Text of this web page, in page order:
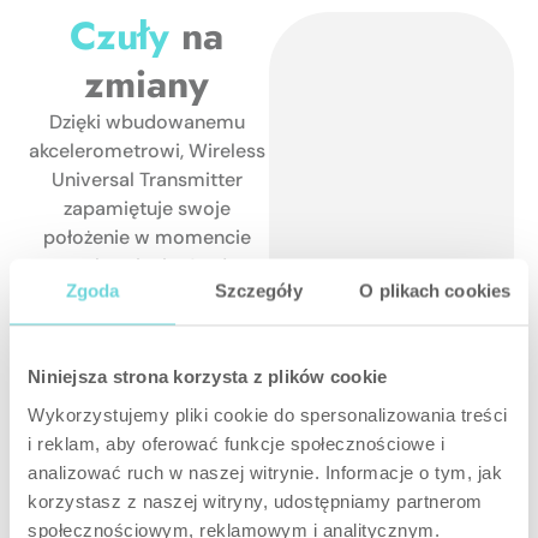
Zgoda Szczegóły O plikach cookies
Niniejsza strona korzysta z plików cookie
Wykorzystujemy pliki cookie do spersonalizowania treści
i reklam, aby oferować funkcje społecznościowe i
analizować ruch w naszej witrynie. Informacje o tym, jak
korzystasz z naszej witryny, udostępniamy partnerom
społecznościowym, reklamowym i analitycznym.
Czuły na
zmiany
Dzięki wbudowanemu
akcelerometrowi, Wireless
Universal Transmitter
zapamiętuje swoje
położenie w momencie
uruchomienia. A gdy
wykryje zmianę położenia
np. przechylenie –
sabotażowy. Nic się przed
nim nie ukryje!